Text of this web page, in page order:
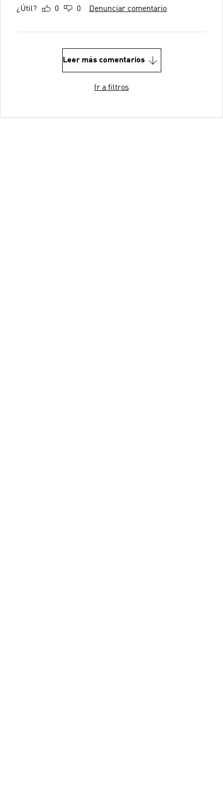
¿Útil? 0 0 Denunciar comentario
Leer más comentarios
Ir a filtros